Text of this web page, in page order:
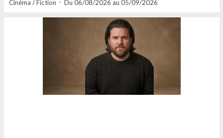
Cinéma / Fiction Du 06/08/2026 au 05/09/2026